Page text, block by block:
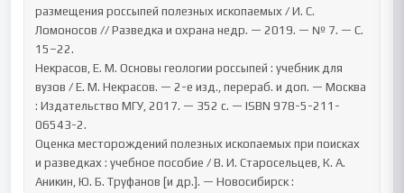
размещения россыпей полезных ископаемых / И. С.
Ломоносов // Разведка и охрана недр. — 2019. — № 7. — С.
15–22.
Некрасов, Е. М. Основы геологии россыпей : учебник для
вузов / Е. М. Некрасов. — 2-е изд., перераб. и доп. — Москва
: Издательство МГУ, 2017. — 352 с. — ISBN 978-5-211-
06543-2.
Оценка месторождений полезных ископаемых при поисках
и разведках : учебное пособие / В. И. Старосельцев, К. А.
Аникин, Ю. Б. Труфанов [и др.]. — Новосибирск :